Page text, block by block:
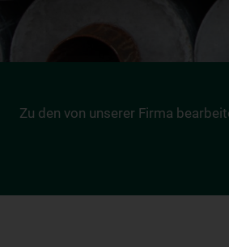
Zu den von unserer Firma